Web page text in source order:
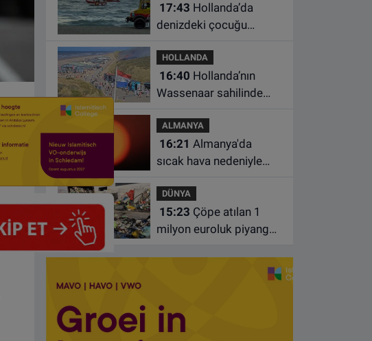
17:43
denizdeki çocuğu
kadın hayatını yitirdi
HOLLANDA
16:40
Wassenaar sahilinde
bölgeden tahliye edildi
ALMANYA
16:21
sıcak hava nedeniyle
yaklaştı
DÜNYA
15:23
milyon euroluk piyango